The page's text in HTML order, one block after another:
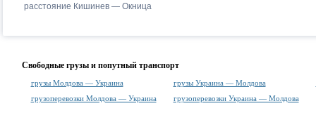
расстояние Кишинев — Окница
Свободные грузы и попутный транспорт
грузы Молдова — Украина грузы Украина — Молдова
грузоперевозки Молдова — Украина
грузоперевозки Украина — Молдова